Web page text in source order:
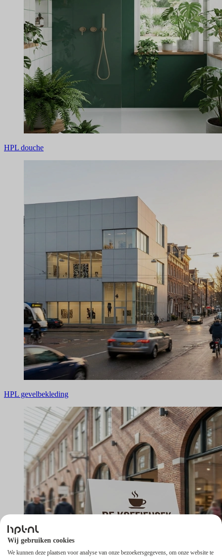
HPL douche
HPL gevelbekleding
Wij gebruiken cookies
We kunnen deze plaatsen voor analyse van onze bezoekersgegevens, om onze website te